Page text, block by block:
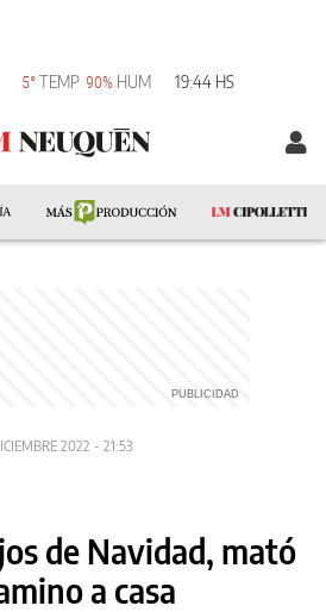
5°TEMP 90% HUM 19:44 HS
2022 - 21:53
de Navidad, mató
a casa